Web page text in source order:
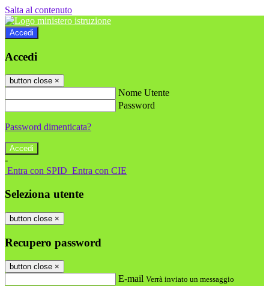
Salta al contenuto
Accedi
Accedi
button close ×
Nome Utente
Password
Password dimenticata?
-
Entra con SPID Entra con CIE
Seleziona utente
button close ×
Recupero password
button close ×
E-mail Verrà inviato un messaggio